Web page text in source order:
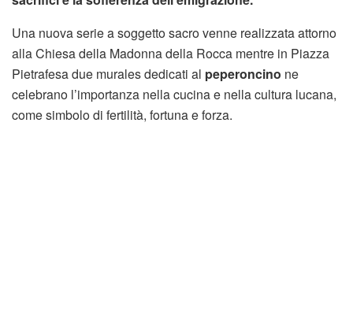
Una nuova serie a soggetto sacro venne realizzata attorno
alla Chiesa della Madonna della Rocca mentre in Piazza
Pietrafesa due murales dedicati al peperoncino ne
celebrano l’importanza nella cucina e nella cultura lucana,
come simbolo di fertilità, fortuna e forza.